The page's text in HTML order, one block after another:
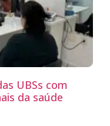
UBSs com
da saúde